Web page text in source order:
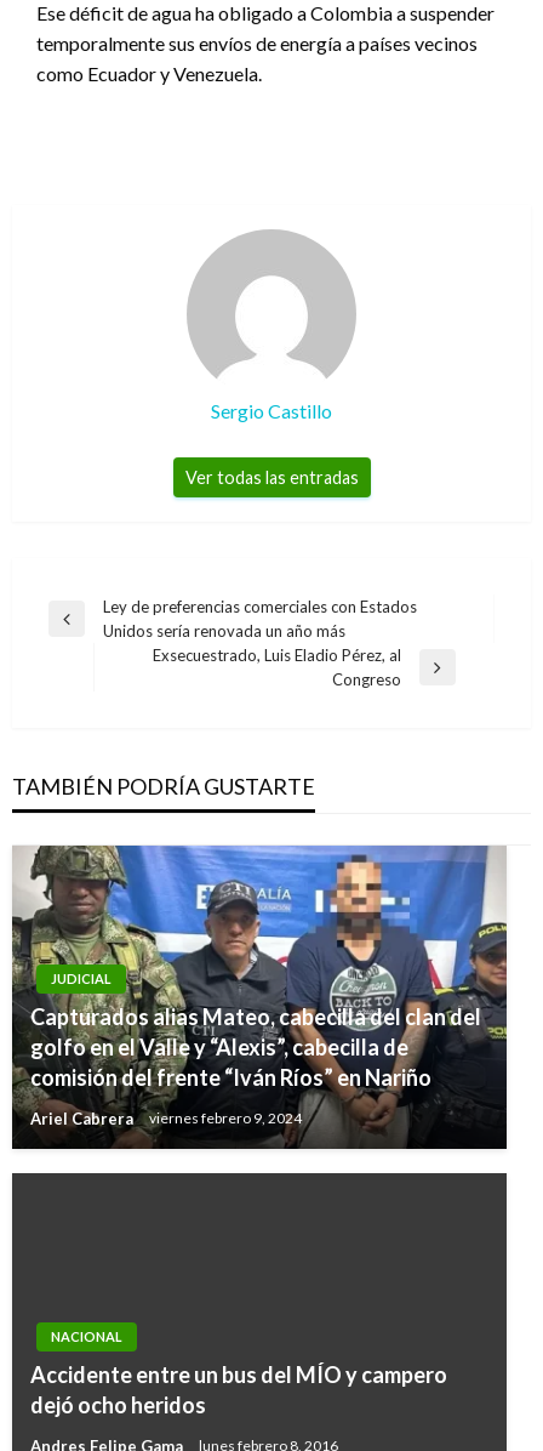
Ese déficit de agua ha obligado a Colombia a suspender
temporalmente sus envíos de energía a países vecinos
como Ecuador y Venezuela.
Sergio Castillo
Ver todas las entradas
Navegación
Entrada
Ley de preferencias comerciales con Estados
Unidos sería renovada un año más
Exsecuestrado, Luis Eladio Pérez, al
Congreso
TAMBIÉN PODRÍA GUSTARTE
JUDICIAL
Capturados alias Mateo, cabecilla del clan del
golfo en el Valle y “Alexis”, cabecilla de
comisión del frente “Iván Ríos” en Nariño
Ariel Cabrera viernes febrero 9, 2024
NACIONAL
Accidente entre un bus del MÍO y campero
dejó ocho heridos
Andres Felipe Gama lunes febrero 8, 2016